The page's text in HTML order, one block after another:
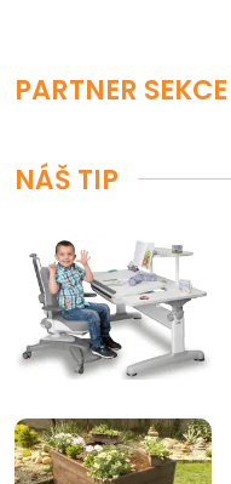
PARTNER SEKCE
NÁŠ TIP